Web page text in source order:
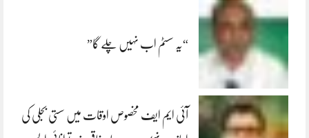
“یہ سسٹم اب نہیں چلے گا”
آئی ایم ایف مخصوص اوقات میں سستی بجلی کی